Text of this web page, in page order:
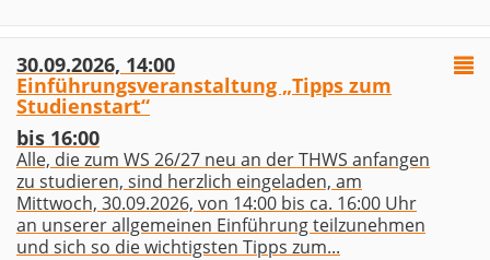
30.09.2026, 14:00
Einführungsveranstaltung „Tipps zum
Studienstart“
bis 16:00
Alle, die zum WS 26/27 neu an der THWS anfangen
zu studieren, sind herzlich eingeladen, am
Mittwoch, 30.09.2026, von 14:00 bis ca. 16:00 Uhr
an unserer allgemeinen Einführung teilzunehmen
und sich so die wichtigsten Tipps zum...